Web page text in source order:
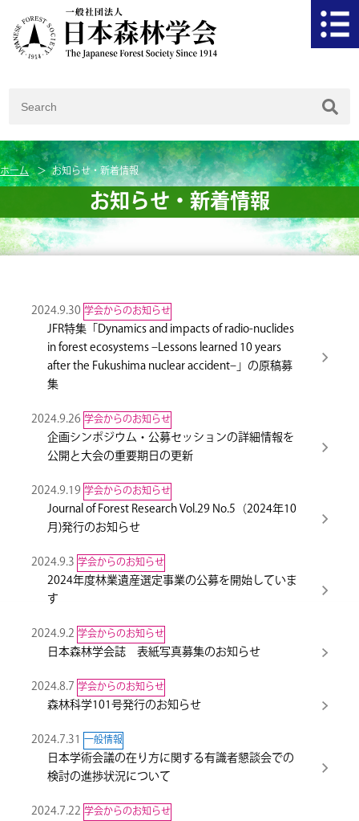
ホーム お知らせ・新着情報
お知らせ・新着情報
2024.9.30 学会からのお知らせ
JFR特集「Dynamics and impacts of radio-nuclides
in forest ecosystems –Lessons learned 10 years
after the Fukushima nuclear accident–」の原稿募
集
2024.9.26 学会からのお知らせ
企画シンポジウム・公募セッションの詳細情報を
公開と大会の重要期日の更新
2024.9.19 学会からのお知らせ
Journal of Forest Research Vol.29 No.5（2024年10
月)発行のお知らせ
2024.9.3 学会からのお知らせ
2024年度林業遺産選定事業の公募を開始していま
す
2024.9.2 学会からのお知らせ
日本森林学会誌 表紙写真募集のお知らせ
2024.8.7 学会からのお知らせ
森林科学101号発行のお知らせ
2024.7.31 一般情報
日本学術会議の在り方に関する有識者懇談会での
検討の進捗状況について
2024.7.22 学会からのお知らせ